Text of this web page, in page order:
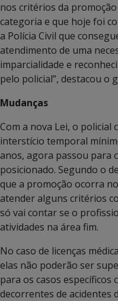
nos critérios da
categoria e que hoje foi
a Polícia Civil que
atendimento de uma
imparcialidade e
pelo policial”, destacou o
Mudanças
Com a nova Lei, o policial
interstício temporal
anos, agora passou para
posicionado. Segundo o
que a promoção ocorra
atender alguns critérios
só vai contar se o
atividades na área fim.
No caso de licenças
elas não poderão ser
para os casos específicos
decorrentes de acidentes